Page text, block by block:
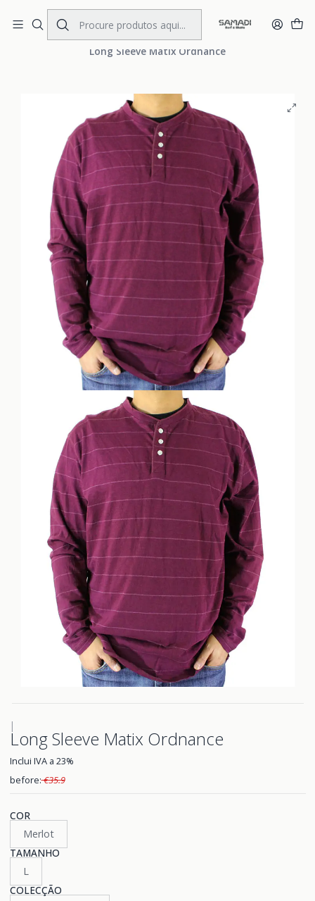
Portes Gratis Portugal e Espanha
Início MENS CLOTHING Long Sleeves
Long Sleeve Matix Ordnance
|
Long Sleeve Matix Ordnance
Inclui IVA a 23%
before:€35.9
COR
Merlot
TAMANHO
L
COLECÇÃO